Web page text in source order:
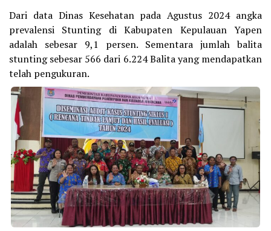
Dari data Dinas Kesehatan pada Agustus 2024 angka
prevalensi Stunting di Kabupaten Kepulauan Yapen
adalah sebesar 9,1 persen. Sementara jumlah balita
stunting sebesar 566 dari 6.224 Balita yang mendapatkan
telah pengukuran.